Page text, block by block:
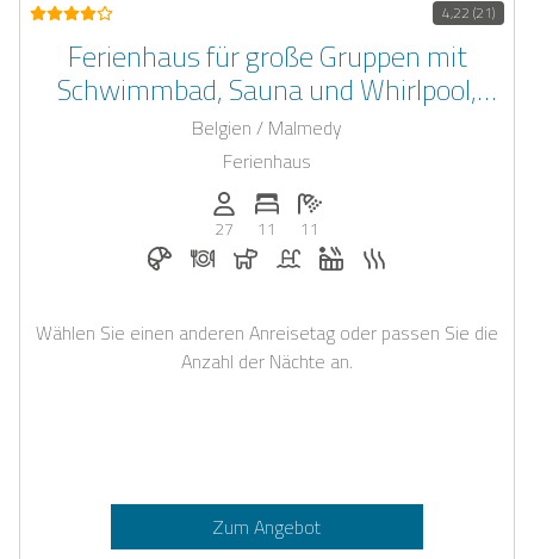
4,22 (21)
Ferienhaus für große Gruppen mit
Schwimmbad, Sauna und Whirlpool,
nahe Hohem Venn in den Belgischen
Ardennen
Belgien / Malmedy
Ferienhaus
Anzahl der Personen: 27
27
Anzahl der Schlafzimmer: 11
11
Anzahl der Badezimmer: 11
11
Frühstück bei Casapilot buchbar
Abendessen auf Anfrage
Hunde erlaubt
Pool Whirlpool
Wählen Sie einen anderen Anreisetag oder passen Sie die
Anzahl der Nächte an.
Zum Angebot